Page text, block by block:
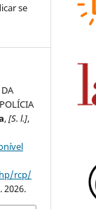
se
,[S. l.],
rcp/
2026.